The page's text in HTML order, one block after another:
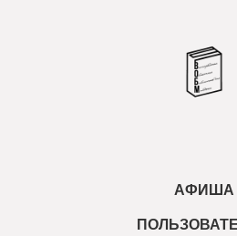
АФИША